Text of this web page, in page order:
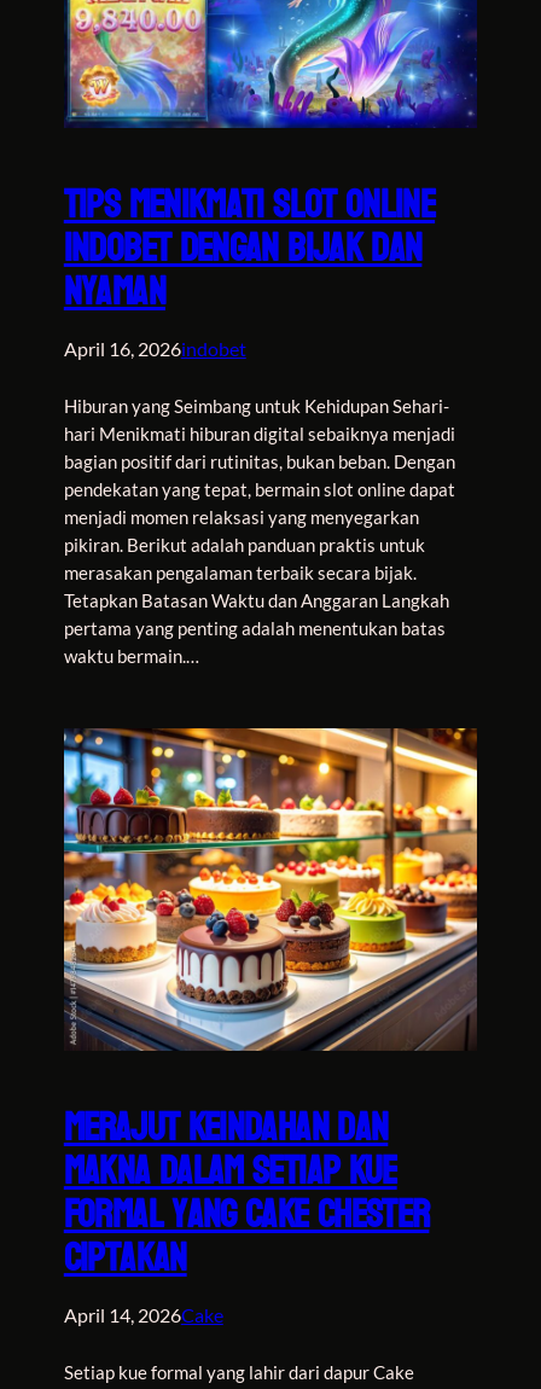
Tips Menikmati Slot Online
INDOBET dengan Bijak dan
Nyaman
April 16, 2026indobet
Hiburan yang Seimbang untuk Kehidupan Sehari-
hari Menikmati hiburan digital sebaiknya menjadi
bagian positif dari rutinitas, bukan beban. Dengan
pendekatan yang tepat, bermain slot online dapat
menjadi momen relaksasi yang menyegarkan
pikiran. Berikut adalah panduan praktis untuk
merasakan pengalaman terbaik secara bijak.
Tetapkan Batasan Waktu dan Anggaran Langkah
pertama yang penting adalah menentukan batas
waktu bermain.…
Merajut Keindahan dan
Makna dalam Setiap Kue
Formal yang Cake Chester
Ciptakan
April 14, 2026Cake
Setiap kue formal yang lahir dari dapur Cake